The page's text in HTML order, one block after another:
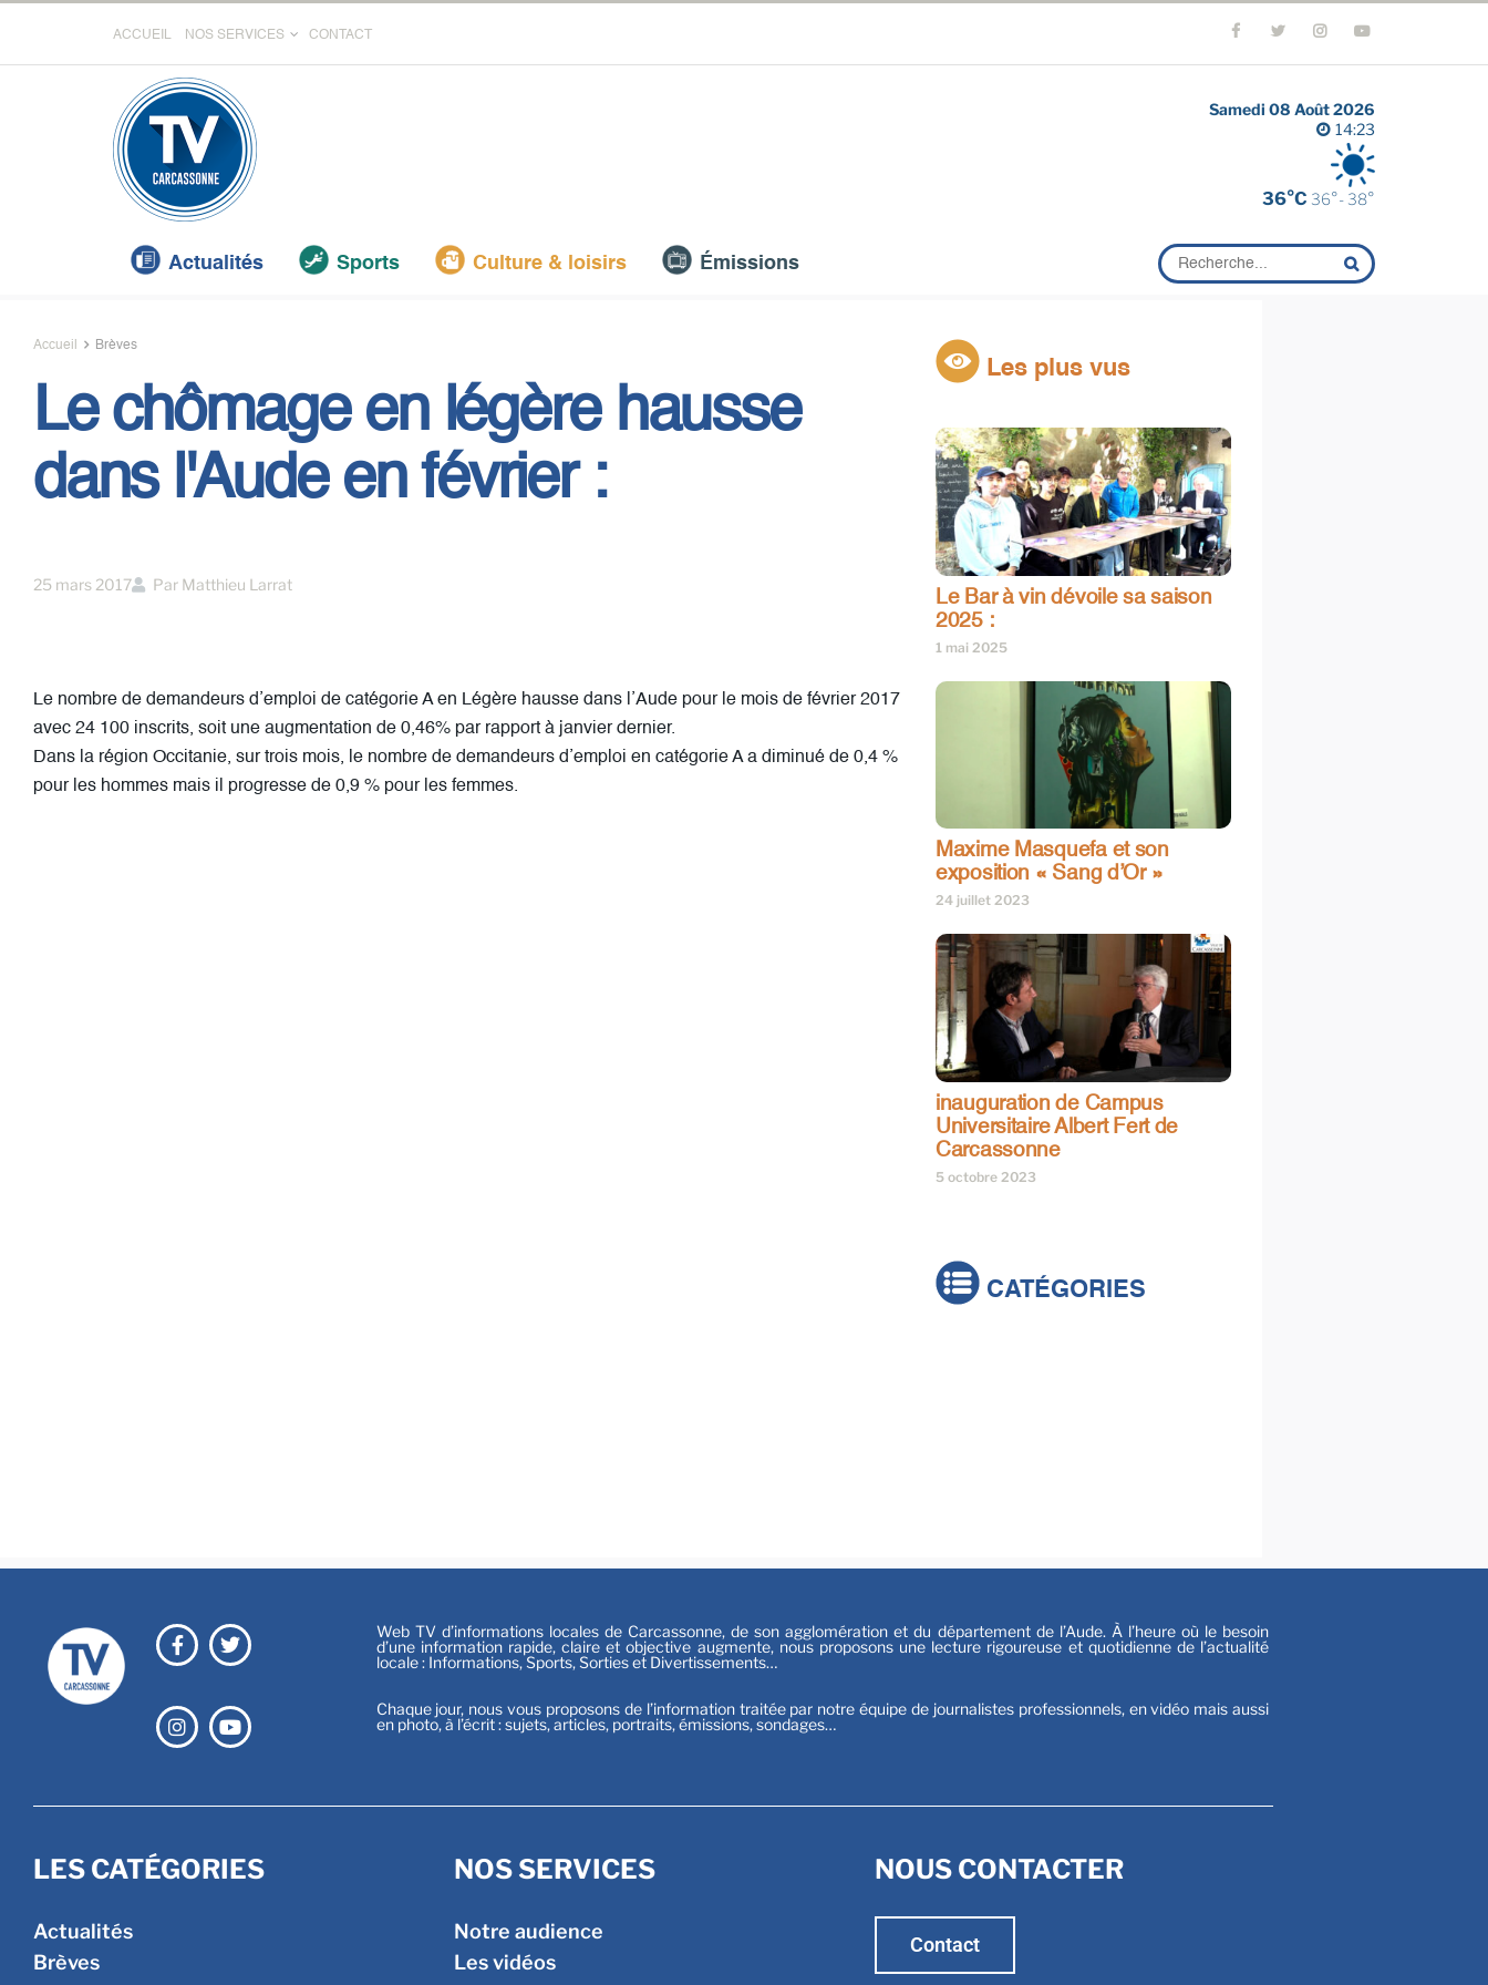
ACCUEIL NOS SERVICES CONTACT
Samedi 08 Août 2026
14:23
36°C 36°- 38°
Actualités Sports Culture & loisirs Émissions
Accueil Brèves
Le chômage en légère hausse
dans l'Aude en février :
25 mars 2017 Par Matthieu Larrat
Le nombre de demandeurs d’emploi de catégorie A en Légère hausse dans l’Aude pour le mois de février 2017
avec 24 100 inscrits, soit une augmentation de 0,46% par rapport à janvier dernier.
Dans la région Occitanie, sur trois mois, le nombre de demandeurs d’emploi en catégorie A a diminué de 0,4 %
pour les hommes mais il progresse de 0,9 % pour les femmes.
Les plus vus
Le Bar à vin dévoile sa saison
2025 :
1 mai 2025
Maxime Masquefa et son
exposition « Sang d’Or »
24 juillet 2023
inauguration de Campus
Universitaire Albert Fert de
Carcassonne
5 octobre 2023
CATÉGORIES
Web TV d’informations locales de Carcassonne, de son agglomération et du département de l’Aude. À l’heure où le besoin
d’une information rapide, claire et objective augmente, nous proposons une lecture rigoureuse et quotidienne de l’actualité
locale : Informations, Sports, Sorties et Divertissements…
Chaque jour, nous vous proposons de l’information traitée par notre équipe de journalistes professionnels, en vidéo mais aussi
en photo, à l’écrit : sujets, articles, portraits, émissions, sondages…
LES CATÉGORIES
Actualités
Brèves
NOS SERVICES
Notre audience
Les vidéos
NOUS CONTACTER
Contact